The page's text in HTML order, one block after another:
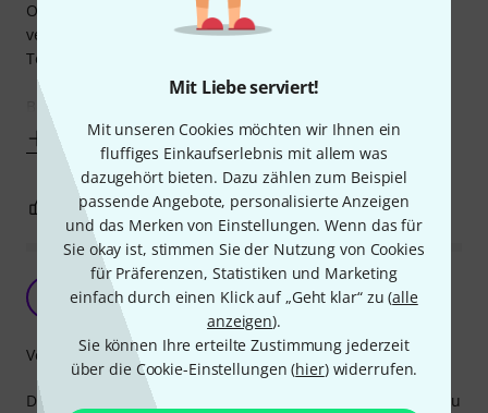
Mit Liebe serviert!
Mit unseren Cookies möchten wir Ihnen ein
fluffiges Einkaufserlebnis mit allem was
dazugehört bieten. Dazu zählen zum Beispiel
passende Angebote, personalisierte Anzeigen
und das Merken von Einstellungen. Wenn das für
Sie okay ist, stimmen Sie der Nutzung von Cookies
für Präferenzen, Statistiken und Marketing
einfach durch einen Klick auf „Geht klar“ zu (alle
anzeigen).
Sie können Ihre erteilte Zustimmung jederzeit
über die Cookie-Einstellungen (hier) widerrufen.
Oberflächen durch Verkratzen beim Ein- und Ausladen zu
verursachen, setzte ich auf Thomann Cover the box CL 110
Top MK II.
Beim
Mehr anzeigen
0 BEWERTUNG MELDEN
Super Verarbeitet
K.Port 14.09.2020
Das Material ist robust und die Hülle passt gut , mit nicht zu
Verarbeitung